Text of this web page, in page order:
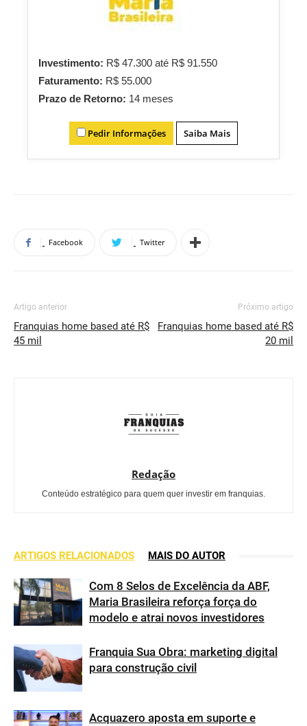
Investimento: R$ 47.300 até R$ 91.550
Faturamento: R$ 55.000
Prazo de Retorno: 14 meses
Pedir Informações Saiba Mais
Facebook Twitter
Artigo anterior
Franquias home based até R$
45 mil
Próximo artigo
Franquias home based até R$
20 mil
Redação
Conteúdo estratégico para quem quer investir em franquias.
ARTIGOS RELACIONADOS MAIS DO AUTOR
Com 8 Selos de Excelência da ABF,
Maria Brasileira reforça força do
modelo e atrai novos investidores
Franquia Sua Obra: marketing digital
para construção civil
Acquazero aposta em suporte e